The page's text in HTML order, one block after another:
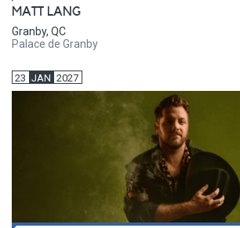
MATT LANG
Granby, QC
Palace de Granby
23 JAN 2027